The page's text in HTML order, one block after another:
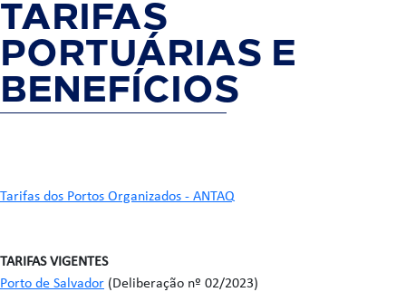
TARIFAS
PORTUÁRIAS E
BENEFÍCIOS
Tarifas dos Portos Organizados - ANTAQ
TARIFAS VIGENTES
Porto de Salvador (Deliberação nº 02/2023)